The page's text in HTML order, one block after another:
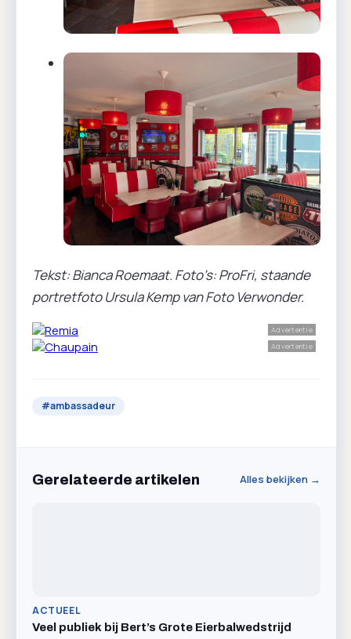
Tekst: Bianca Roemaat. Foto’s: ProFri, staande
portretfoto Ursula Kemp van Foto Verwonder.
Advertentie
Advertentie
#ambassadeur
Gerelateerde artikelen Alles bekijken →
ACTUEEL
Veel publiek bij Bert’s Grote Eierbalwedstrijd